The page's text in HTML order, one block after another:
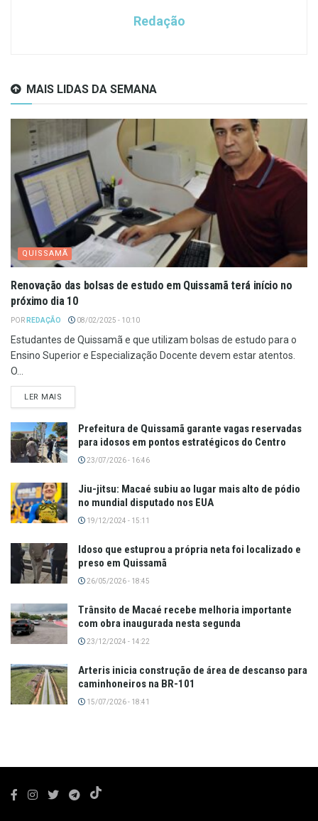
Redação
MAIS LIDAS DA SEMANA
QUISSAMÃ
Renovação das bolsas de estudo em Quissamã terá início no
próximo dia 10
POR REDAÇÃO 08/02/2025 - 10:10
Estudantes de Quissamã e que utilizam bolsas de estudo para o
Ensino Superior e Especialização Docente devem estar atentos.
O...
LER MAIS
Prefeitura de Quissamã garante vagas reservadas
para idosos em pontos estratégicos do Centro
23/07/2026 - 16:46
Jiu-jitsu: Macaé subiu ao lugar mais alto de pódio
no mundial disputado nos EUA
19/12/2024 - 15:11
Idoso que estuprou a própria neta foi localizado e
preso em Quissamã
26/05/2026 - 18:45
Trânsito de Macaé recebe melhoria importante
com obra inaugurada nesta segunda
23/12/2024 - 14:22
Arteris inicia construção de área de descanso para
caminhoneiros na BR-101
15/07/2026 - 18:41